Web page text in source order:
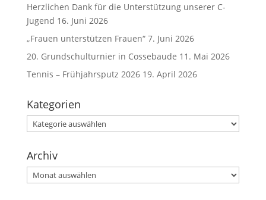
Herzlichen Dank für die Unterstützung unserer C-
Jugend 16. Juni 2026
„Frauen unterstützen Frauen“ 7. Juni 2026
20. Grundschulturnier in Cossebaude 11. Mai 2026
Tennis – Frühjahrsputz 2026 19. April 2026
Kategorien
Kategorien
Archiv
Archiv